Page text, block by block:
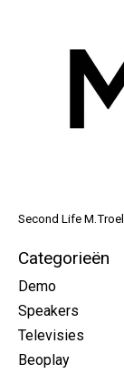
Second Life
Categorieën
Demo
Speakers
Televisies
Beoplay